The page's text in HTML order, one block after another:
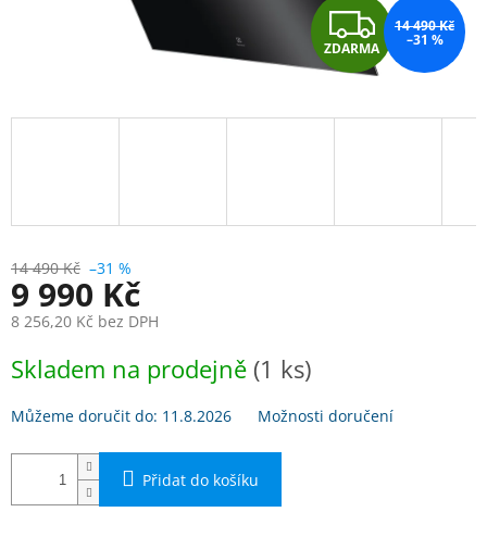
Z
D
A
ZDARMA
14 490 Kč
–31 %
14 490 Kč –31 %
9 990 Kč
8 256,20 Kč bez DPH
cena:
Skladem na prodejně (1 ks)
Můžeme doručit do: 11.8.2026 Možnosti doručení
Přidat do košíku